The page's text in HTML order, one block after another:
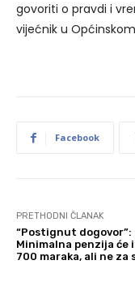
govoriti o pravdi i
vijećnik u
Facebook
PRETHODNI ČLANAK
“Postignut dogovor”:
Minimalna penzija će
700 maraka, ali ne za